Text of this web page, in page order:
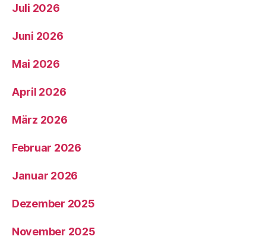
Juli 2026
Juni 2026
Mai 2026
April 2026
März 2026
Februar 2026
Januar 2026
Dezember 2025
November 2025